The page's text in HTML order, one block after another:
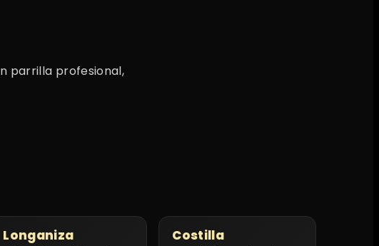
parrilla profesional,
Longaniza Costilla